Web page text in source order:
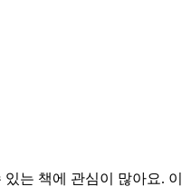
는 책에 관심이 많아요. 이